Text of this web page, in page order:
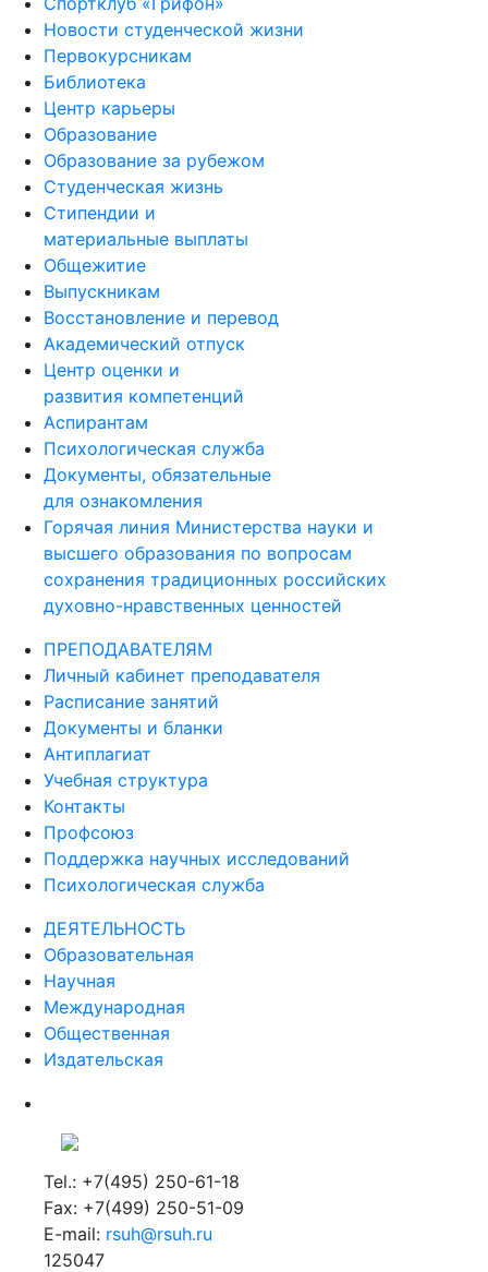
Новости студенческой жизни
Первокурсникам
Библиотека
Центр карьеры
Образование
Образование за рубежом
Студенческая жизнь
Стипендии и
материальные выплаты
Общежитие
Выпускникам
Восстановление и перевод
Академический отпуск
Центр оценки и
развития компетенций
Аспирантам
Психологическая служба
Документы, обязательные
для ознакомления
Горячая линия Министерства науки и
высшего образования по вопросам
сохранения традиционных российских
духовно-нравственных ценностей
ПРЕПОДАВАТЕЛЯМ
Личный кабинет преподавателя
Расписание занятий
Документы и бланки
Антиплагиат
Учебная структура
Контакты
Профсоюз
Поддержка научных исследований
Психологическая служба
ДЕЯТЕЛЬНОСТЬ
Образовательная
Научная
Международная
Общественная
Издательская
Tel.: +7(495) 250-61-18
Fax: +7(499) 250-51-09
E-mail: rsuh@rsuh.ru
125047